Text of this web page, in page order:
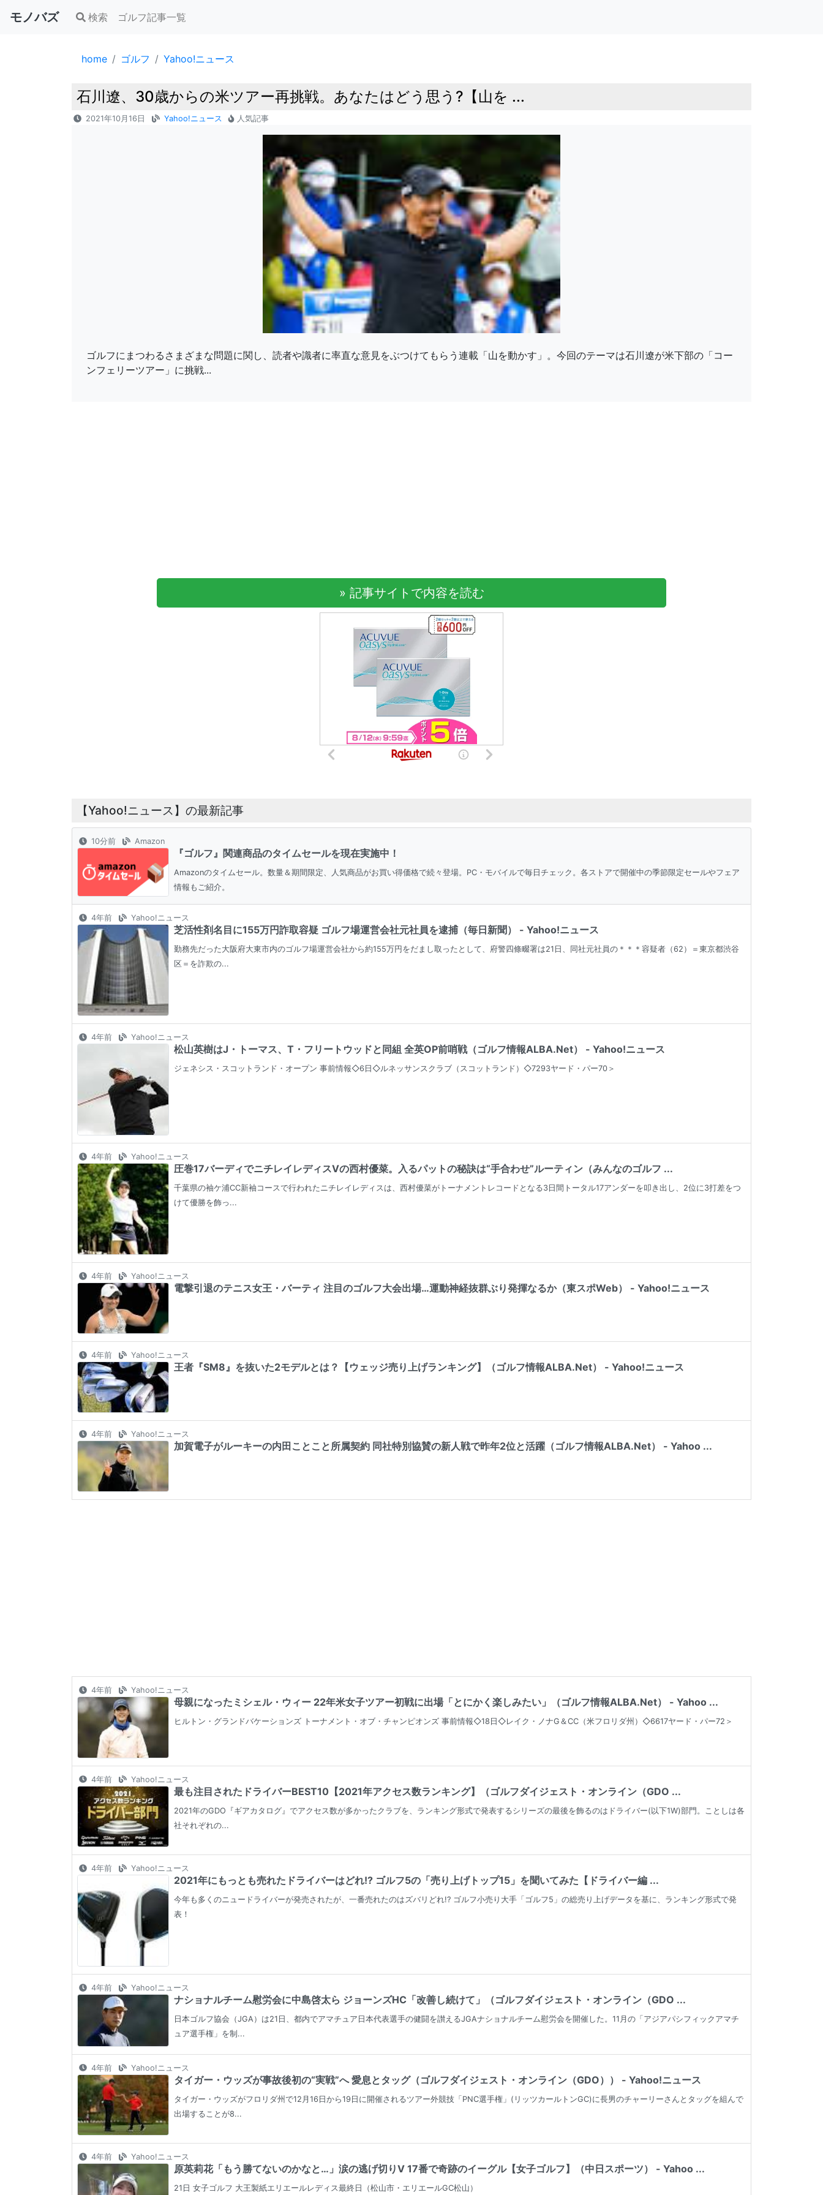
モノバズ 検索 ゴルフ記事一覧
home ゴルフ Yahoo!ニュース
石川遼、30歳からの米ツアー再挑戦。あなたはどう思う?【山を ...
2021年10月16日 Yahoo!ニュース 人気記事
ゴルフにまつわるさまざまな問題に関し、読者や識者に率直な意見をぶつけてもらう連載「山を動かす」。今回のテーマは石川遼が米下部の「コー
ンフェリーツアー」に挑戦...
» 記事サイトで内容を読む
【Yahoo!ニュース】の最新記事
10分前 Amazon
『ゴルフ』関連商品のタイムセールを現在実施中！
Amazonのタイムセール。数量＆期間限定、人気商品がお買い得価格で続々登場。PC・モバイルで毎日チェック。各ストアで開催中の季節限定セールやフェア
情報もご紹介。
4年前 Yahoo!ニュース
芝活性剤名目に155万円詐取容疑 ゴルフ場運営会社元社員を逮捕（毎日新聞） - Yahoo!ニュース
勤務先だった大阪府大東市内のゴルフ場運営会社から約155万円をだまし取ったとして、府警四條畷署は21日、同社元社員の＊＊＊容疑者（62）＝東京都渋谷
区＝を詐欺の...
4年前 Yahoo!ニュース
松山英樹はJ・トーマス、T・フリートウッドと同組 全英OP前哨戦（ゴルフ情報ALBA.Net） - Yahoo!ニュース
ジェネシス・スコットランド・オープン 事前情報◇6日◇ルネッサンスクラブ（スコットランド）◇7293ヤード・パー70＞
4年前 Yahoo!ニュース
圧巻17バーディでニチレイレディスVの西村優菜。入るパットの秘訣は“手合わせ”ルーティン（みんなのゴルフ ...
千葉県の袖ケ浦CC新袖コースで行われたニチレイレディスは、西村優菜がトーナメントレコードとなる3日間トータル17アンダーを叩き出し、2位に3打差をつ
けて優勝を飾っ...
4年前 Yahoo!ニュース
電撃引退のテニス女王・バーティ 注目のゴルフ大会出場…運動神経抜群ぶり発揮なるか（東スポWeb） - Yahoo!ニュース
4年前 Yahoo!ニュース
王者『SM8』を抜いた2モデルとは？【ウェッジ売り上げランキング】（ゴルフ情報ALBA.Net） - Yahoo!ニュース
4年前 Yahoo!ニュース
加賀電子がルーキーの内田ことこと所属契約 同社特別協賛の新人戦で昨年2位と活躍（ゴルフ情報ALBA.Net） - Yahoo ...
4年前 Yahoo!ニュース
母親になったミシェル・ウィー 22年米女子ツアー初戦に出場「とにかく楽しみたい」（ゴルフ情報ALBA.Net） - Yahoo ...
ヒルトン・グランドバケーションズ トーナメント・オブ・チャンピオンズ 事前情報◇18日◇レイク・ノナG＆CC（米フロリダ州）◇6617ヤード・パー72＞
4年前 Yahoo!ニュース
最も注目されたドライバーBEST10【2021年アクセス数ランキング】（ゴルフダイジェスト・オンライン（GDO ...
2021年のGDO『ギアカタログ』でアクセス数が多かったクラブを、ランキング形式で発表するシリーズの最後を飾るのはドライバー(以下1W)部門。ことしは各
社それぞれの...
4年前 Yahoo!ニュース
2021年にもっとも売れたドライバーはどれ!? ゴルフ5の「売り上げトップ15」を聞いてみた【ドライバー編 ...
今年も多くのニュードライバーが発売されたが、一番売れたのはズバリどれ!? ゴルフ小売り大手「ゴルフ5」の総売り上げデータを基に、ランキング形式で発
表！
4年前 Yahoo!ニュース
ナショナルチーム慰労会に中島啓太ら ジョーンズHC「改善し続けて」（ゴルフダイジェスト・オンライン（GDO ...
日本ゴルフ協会（JGA）は21日、都内でアマチュア日本代表選手の健闘を讃えるJGAナショナルチーム慰労会を開催した。11月の「アジアパシフィックアマチ
ュア選手権」を制...
4年前 Yahoo!ニュース
タイガー・ウッズが事故後初の“実戦”へ 愛息とタッグ（ゴルフダイジェスト・オンライン（GDO）） - Yahoo!ニュース
タイガー・ウッズがフロリダ州で12月16日から19日に開催されるツアー外競技「PNC選手権」(リッツカールトンGC)に長男のチャーリーさんとタッグを組んで
出場することが8...
4年前 Yahoo!ニュース
原英莉花「もう勝てないのかなと…」涙の逃げ切りV 17番で奇跡のイーグル【女子ゴルフ】（中日スポーツ） - Yahoo ...
21日 女子ゴルフ 大王製紙エリエールレディス最終日（松山市・エリエールGC松山）